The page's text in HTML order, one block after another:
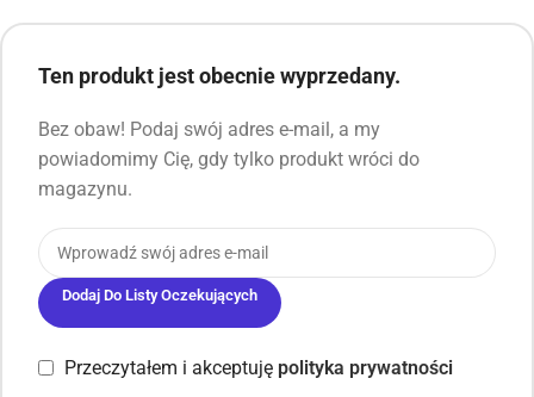
Ten produkt jest obecnie wyprzedany.
Bez obaw! Podaj swój adres e-mail, a my
powiadomimy Cię, gdy tylko produkt wróci do
magazynu.
Dodaj Do Listy Oczekujących
Przeczytałem i akceptuję polityka prywatności